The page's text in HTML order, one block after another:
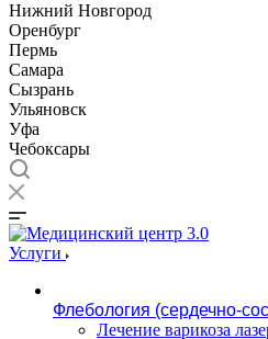
Нижний Новгород
Оренбург
Пермь
Самара
Сызрань
Ульяновск
Уфа
Чебоксары
Услуги
Флебология (сердечно-
Лечение варикоза